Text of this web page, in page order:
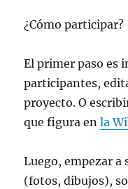
¿Cómo participar?
El primer paso es
participantes,
proyecto. O
que figura enla
Luego, empezar
(fotos, dibujos),